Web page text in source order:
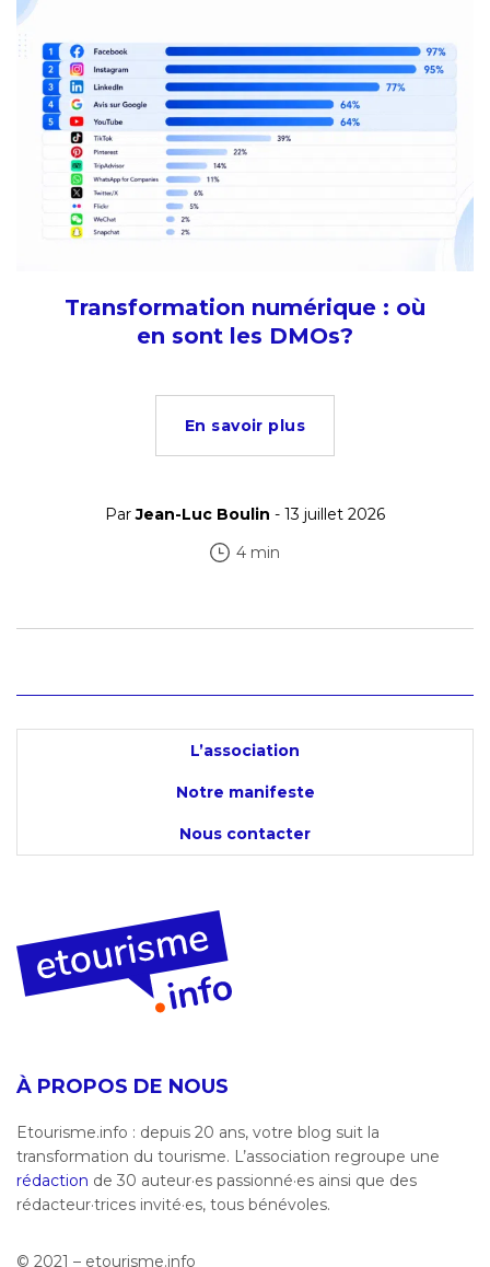
Transformation numérique : où
en sont les DMOs?
En savoir plus
ParJean-Luc Boulin - 13 juillet 2026
4 min
L’association
Notre manifeste
Nous contacter
À PROPOS DE NOUS
Etourisme.info : depuis 20 ans, votre blog suit la
transformation du tourisme. L’association regroupe une
rédaction de 30 auteur·es passionné·es ainsi que des
rédacteur·trices invité·es, tous bénévoles.
© 2021 – etourisme.info